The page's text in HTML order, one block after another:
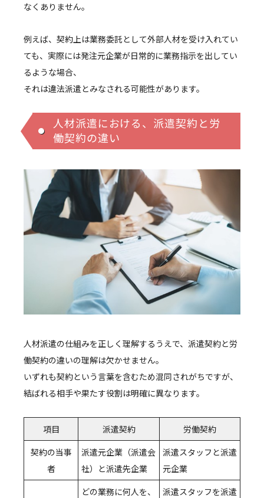
なくありません。
例えば、契約上は業務委託として外部人材を受け入れてい
ても、実際には発注元企業が日常的に業務指示を出してい
るような場合、
それは違法派遣とみなされる可能性があります。
人材派遣における、派遣契約と労
働契約の違い
人材派遣の仕組みを正しく理解するうえで、派遣契約と労
働契約の違いの理解は欠かせません。
いずれも契約という言葉を含むため混同されがちですが、
結ばれる相手や果たす役割は明確に異なります。
項目 派遣契約
労働契約
契約の当事
者
派遣元企業（派遣会
社）と派遣先企業
派遣スタッフと派遣
元企業
どの業務に何人を、
派遣スタッフを派遣